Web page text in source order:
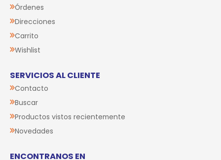
Órdenes
Direcciones
Carrito
Wishlist
SERVICIOS AL CLIENTE
Contacto
Buscar
Productos vistos recientemente
Novedades
ENCONTRANOS EN